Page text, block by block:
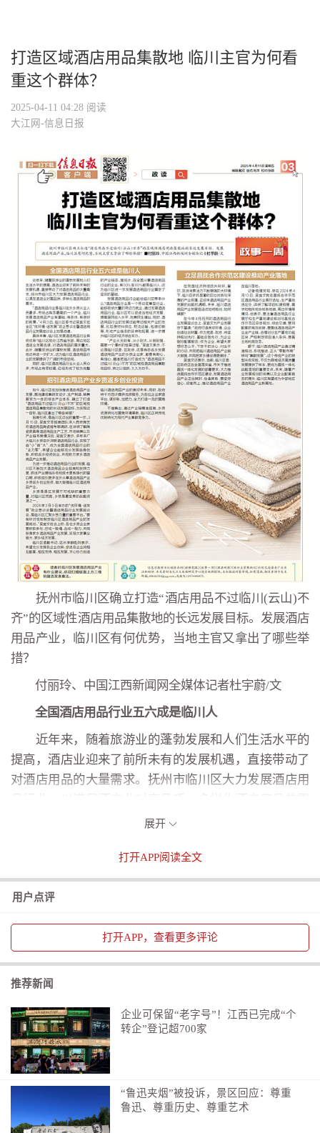
打造区域酒店用品集散地 临川主官为何看
重这个群体？
2025-04-11 04:28 阅读
大江网-信息日报
抚州市临川区确立打造“酒店用品不过临川(云山)不
齐”的区域性酒店用品集散地的长远发展目标。发展酒店
用品产业，临川区有何优势，当地主官又拿出了哪些举
措？
付丽玲、中国江西新闻网全媒体记者杜宇蔚/文
全国酒店用品行业五六成是临川人
近年来，随着旅游业的蓬勃发展和人们生活水平的
提高，酒店业迎来了前所未有的发展机遇，直接带动了
对酒店用品的大量需求。抚州市临川区大力发展酒店用
占有率最高的一个产业，临川发展酒店用品产业有基
宜文在全区“优环境·话发展”政企恳谈会暨酒店用品行业
发展座谈会上如是说道。
具体来看，临川区发展酒店用品行业有何优势？临
川区地处江西省东部，周边地区酒店业发展迅速，对酒
店用品市场还将进一步扩大，这为临川区酒店用品行业
的发展提供了广阔的市场空间。
同时，临川区酒店用品行业从业人员众多，市场占
在全国从事酒店用品行业的企业，有50%至60%都是临
川人，这为临川区进一步发展酒店用品行业奠定了坚实
展开
打开APP阅读全文
用户点评
打开APP，查看更多评论
推荐新闻
企业可保留“老字号”！江西已完成“个
转企”登记超700家
“鲁迅夹烟”被投诉，景区回应：尊重
鲁迅、尊重历史、尊重艺术